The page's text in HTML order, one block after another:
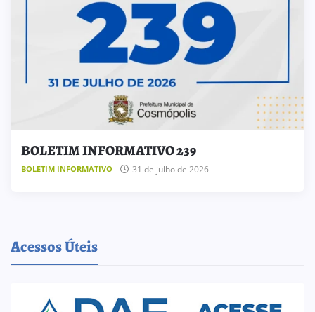
BOLETIM INFORMATIVO 239
BOLETIM INFORMATIVO 31 de julho de 2026
Acessos Úteis